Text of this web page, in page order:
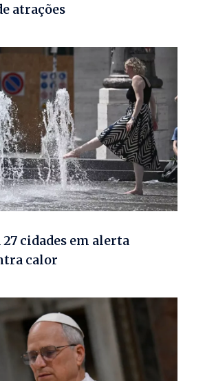
atrações
cidades em alerta
calor